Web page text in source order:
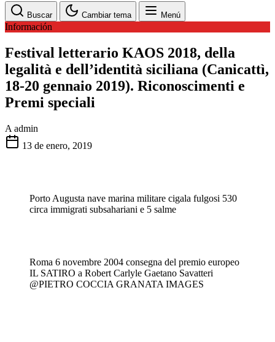
Buscar Cambiar tema Menú
Información
Festival letterario KAOS 2018, della
legalità e dell’identità siciliana (Canicattì,
18-20 gennaio 2019). Riconoscimenti e
Premi speciali
A admin
13 de enero, 2019
Porto Augusta nave marina militare cigala fulgosi 530
circa immigrati subsahariani e 5 salme
Roma 6 novembre 2004 consegna del premio europeo
IL SATIRO a Robert Carlyle Gaetano Savatteri
@PIETRO COCCIA GRANATA IMAGES